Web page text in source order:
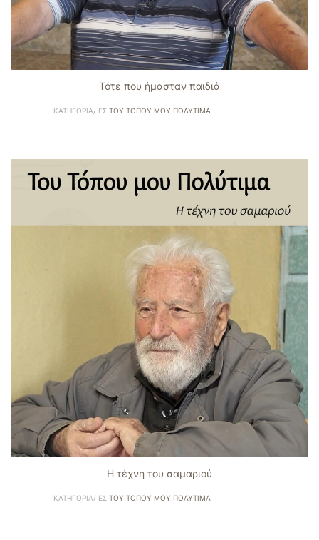
Τότε που ήμασταν παιδιά
ΚΑΤΗΓΟΡΊΑ/ ΕΣ ΤΟΥ ΤΌΠΟΥ ΜΟΥ ΠΟΛΎΤΙΜΑ
Η τέχνη του σαμαριού
ΚΑΤΗΓΟΡΊΑ/ ΕΣ ΤΟΥ ΤΌΠΟΥ ΜΟΥ ΠΟΛΎΤΙΜΑ